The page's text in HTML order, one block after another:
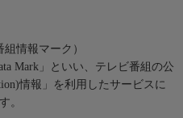
情報マーク）
Mark」といい、テレビ番組の公
情報」を利用したサービスに
。